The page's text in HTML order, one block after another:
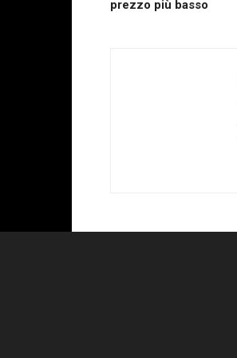
prezzo più basso